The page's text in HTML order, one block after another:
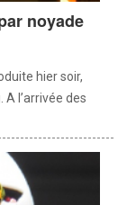
noyade
hier soir,
l’arrivée des